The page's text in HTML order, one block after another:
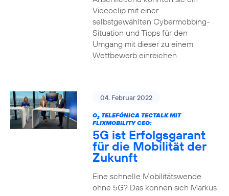
Videoclip mit einer
selbstgewählten Cybermobbing-
Situation und Tipps für den
Umgang mit dieser zu einem
Wettbewerb einreichen.
04. Februar 2022
O2TELEFÓNICA TECTALK MIT
FLIXMOBILITY CEO:
5G ist Erfolgsgarant
für die Mobilität der
Zukunft
Eine schnelle Mobilitätswende
ohne 5G? Das können sich Markus